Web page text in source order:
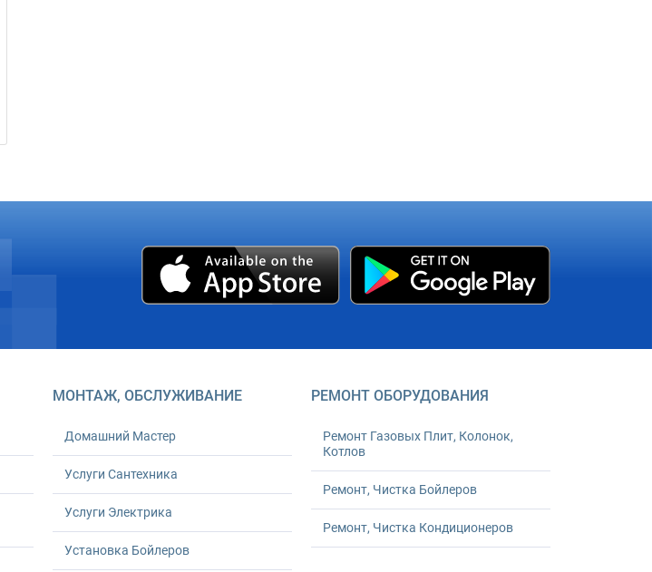
МОНТАЖ, ОБСЛУЖИВАНИЕ
Домашний Мастер
Услуги Сантехника
Услуги Электрика
Установка Бойлеров
РЕМОНТ ОБОРУДОВАНИЯ
Ремонт Газовых Плит, Колонок,
Котлов
Ремонт, Чистка Бойлеров
Ремонт, Чистка Кондиционеров